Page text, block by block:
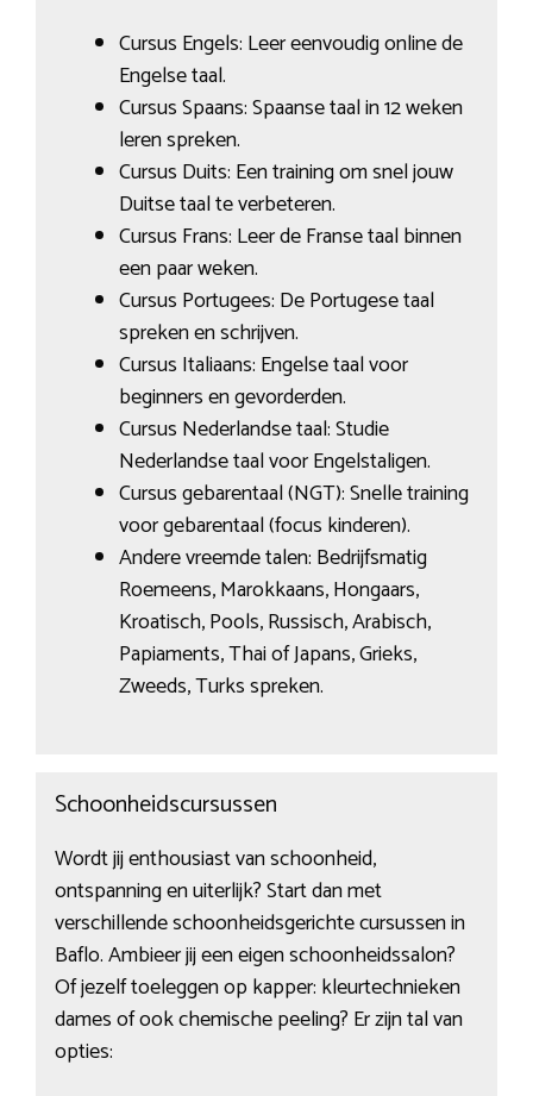
Cursus Engels: Leer eenvoudig online de
Engelse taal.
Cursus Spaans: Spaanse taal in 12 weken
leren spreken.
Cursus Duits: Een training om snel jouw
Duitse taal te verbeteren.
Cursus Frans: Leer de Franse taal binnen
een paar weken.
Cursus Portugees: De Portugese taal
spreken en schrijven.
Cursus Italiaans: Engelse taal voor
beginners en gevorderden.
Cursus Nederlandse taal: Studie
Nederlandse taal voor Engelstaligen.
Cursus gebarentaal (NGT): Snelle training
voor gebarentaal (focus kinderen).
Andere vreemde talen: Bedrijfsmatig
Roemeens, Marokkaans, Hongaars,
Kroatisch, Pools, Russisch, Arabisch,
Papiaments, Thai of Japans, Grieks,
Zweeds, Turks spreken.
Schoonheidscursussen
Wordt jij enthousiast van schoonheid,
ontspanning en uiterlijk? Start dan met
verschillende schoonheidsgerichte cursussen in
Baflo. Ambieer jij een eigen schoonheidssalon?
Of jezelf toeleggen op kapper: kleurtechnieken
dames of ook chemische peeling? Er zijn tal van
opties: